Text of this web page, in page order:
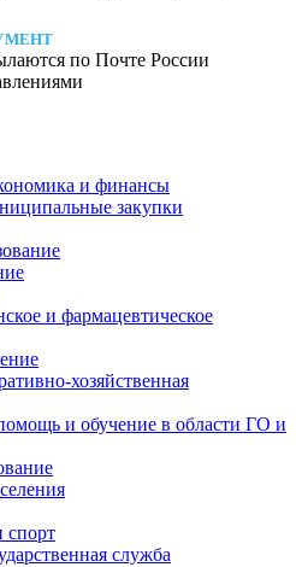
по Почте России
и финансы
закупки
и фармацевтическое
хозяйственная
и обучение в области ГО и
спорт
служба